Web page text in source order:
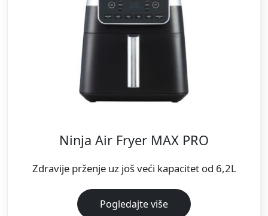
Ninja Air Fryer MAX PRO
Zdravije prženje uz još veći kapacitet od 6,2L
Pogledajte više